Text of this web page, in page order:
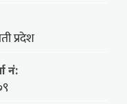
प्रदेश
नं: